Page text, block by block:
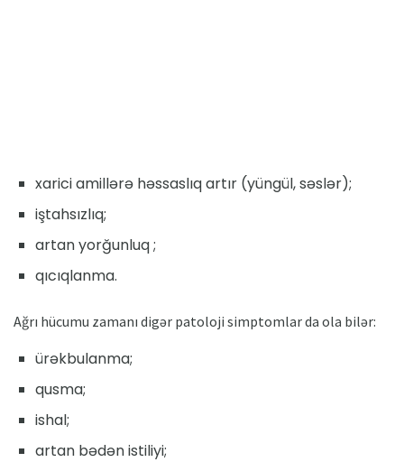
xarici amillərə həssaslıq artır (yüngül, səslər);
iştahsızlıq;
artan yorğunluq ;
qıcıqlanma.
Ağrı hücumu zamanı digər patoloji simptomlar da ola bilər:
ürəkbulanma;
qusma;
ishal;
artan bədən istiliyi;